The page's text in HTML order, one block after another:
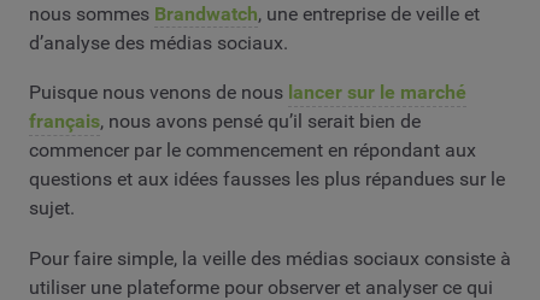
nous sommes Brandwatch, une entreprise de veille et
d’analyse des médias sociaux.
Puisque nous venons de nous lancer sur le marché
français, nous avons pensé qu’il serait bien de
commencer par le commencement en répondant aux
questions et aux idées fausses les plus répandues sur le
sujet.
Pour faire simple, la veille des médias sociaux consiste à
utiliser une plateforme pour observer et analyser ce qui